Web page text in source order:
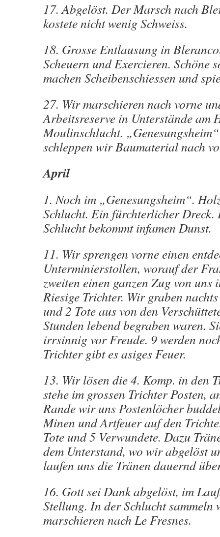
17. Abgelöst. Der Marsch nach
kostete nicht wenig Schweiss.
18. Grosse Entlausung in
Scheuern und Exercieren. Schöne
machen Scheibenschiessen und
27. Wir marschieren nach vorne
Arbeitsreserve in Unterstände am
Moulinschlucht.
schleppen wir Baumaterial nach
April
1. Noch im „Genesungsheim“.
Schlucht. Ein fürchterlicher Dreck.
Schlucht bekommt infamen Dunst.
11. Wir sprengen vorne einen
Unterminierstollen, worauf der
zweiten einen ganzen Zug von
Riesige Trichter. Wir graben
und 2 Tote aus von den
Stunden lebend begraben waren.
irrsinnig vor Freude. 9 werden
Trichter gibt es asiges Feuer.
13. Wir lösen die 4. Komp. in den
stehe im grossen Trichter Posten,
Rande wir uns Postenlöcher
Minen und Artfeuer auf den
Tote und 5 Verwundete. Dazu
dem Unterstand, wo wir abgelöst
laufen uns die Tränen dauernd
16. Gott sei Dank abgelöst, im
Stellung. In der Schlucht sammeln
marschieren nach Le Fresnes.